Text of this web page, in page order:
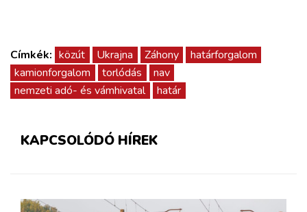
REGISZTRÁCIÓ
Címkék: közút Ukrajna Záhony
határforgalom
kamionforgalom
torlódás
nav
nemzeti adó- és vámhivatal
határ
KAPCSOLÓDÓ HÍREK